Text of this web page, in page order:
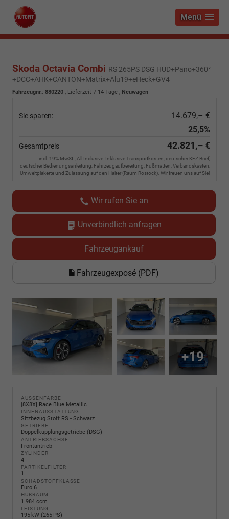
Menü
Skoda Octavia Combi RS 265PS DSG HUD+Pano+360°
+DCC+AHK+CANTON+Matrix+Alu19+eHeck+GV4
Fahrzeugnr.: 880220 , Lieferzeit 7-14 Tage , Neuwagen
Sie sparen:
14.679,– €
25,5%
Gesamtpreis 42.821,– €
incl. 19% MwSt., All Inclusive: Inklusive Transportkosten, deutscher KFZ Brief,
deutscher Bedienungsanleitung, Fahrzeugaufbereitung, Fußmatten, Verbandskasten,
Umweltplakette und Zulassung auf den Halter (Raum Rostock). Wir freuen uns auf Sie!
Wir rufen Sie an
Unverbindlich anfragen
Fahrzeugankauf
Fahrzeugexposé (PDF)
+19
AUSSENFARBE
[8X8X] Race Blue Metallic
INNENAUSSTATTUNG
Sitzbezug Stoff RS - Schwarz
GETRIEBE
Doppelkupplungsgetriebe (DSG)
ANTRIEBSACHSE
Frontantrieb
ZYLINDER
4
PARTIKELFILTER
1
SCHADSTOFFKLASSE
Euro 6
HUBRAUM
1.984 ccm
LEISTUNG
195 kW (265 PS)